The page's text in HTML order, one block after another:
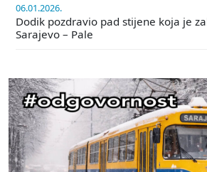
06.01.2026.
Dodik pozdravio pad stijene koja je
Sarajevo – Pale